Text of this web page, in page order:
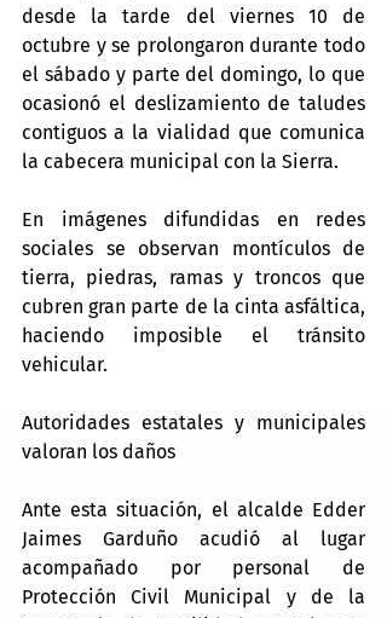
desde la tarde del viernes 10 de
octubre y se prolongaron durante todo
el sábado y parte del domingo, lo que
ocasionó el deslizamiento de taludes
contiguos a la vialidad que comunica
la cabecera municipal con la Sierra.
En imágenes difundidas en redes
sociales se observan montículos de
tierra, piedras, ramas y troncos que
cubren gran parte de la cinta asfáltica,
haciendo imposible el tránsito
vehicular.
Autoridades estatales y municipales
valoran los daños
Ante esta situación, el alcalde Edder
Jaimes Garduño acudió al lugar
acompañado por personal de
Protección Civil Municipal y de la